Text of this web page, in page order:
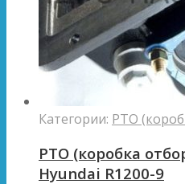
Категории: PTO
PTO (коробка
Hyundai R1200-9